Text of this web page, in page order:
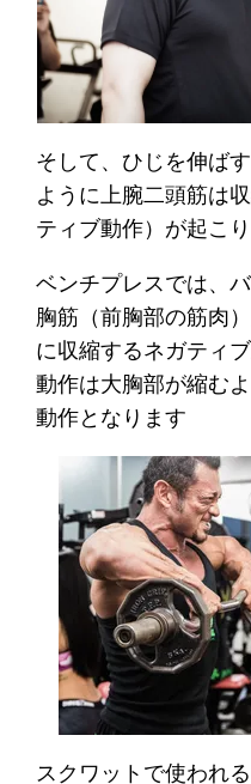
そして、ひじを伸ば
ように上腕二頭筋は
ティブ動作）が起こ
ベンチプレスでは、
胸筋（前胸部の筋肉
に収縮するネガティ
動作は大胸部が縮む
動作となります
スクワットで使われ